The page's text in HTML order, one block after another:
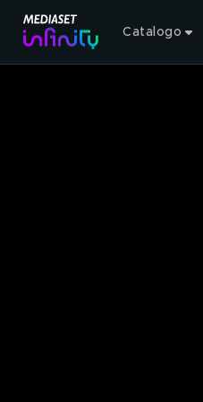
Catalogo